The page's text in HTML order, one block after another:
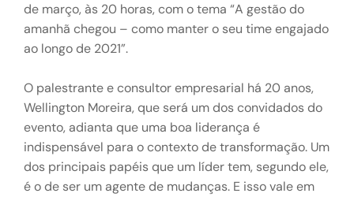
de março, às 20 horas, com o tema “A gestão do
amanhã chegou – como manter o seu time engajado
ao longo de 2021”.
O palestrante e consultor empresarial há 20 anos,
Wellington Moreira, que será um dos convidados do
evento, adianta que uma boa liderança é
indispensável para o contexto de transformação. Um
dos principais papéis que um líder tem, segundo ele,
é o de ser um agente de mudanças. E isso vale em